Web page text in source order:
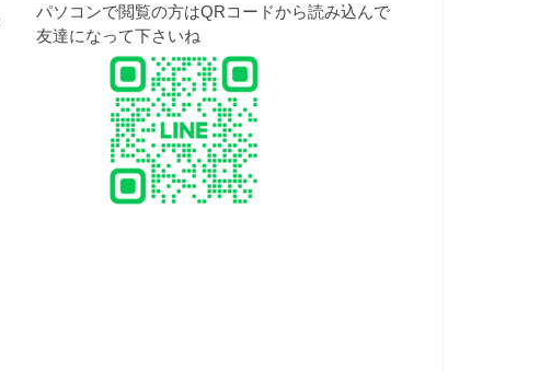
パソコンで閲覧の方はQRコードから読み込んで
友達になって下さいね